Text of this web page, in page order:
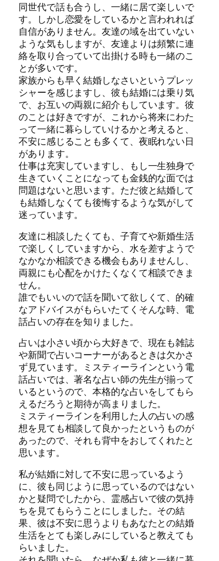
同世代で話も合うし、一緒に居て楽しいで
す。しかし恋愛をしているかと言われれば
自信がありません。友達の域を出ていない
ような気もしますが、友達よりは頻繁に連
絡を取り合っていて出掛ける時も一緒のこ
とが多いです。
家族からも早く結婚しなさいというプレッ
シャーを感じますし、彼も結婚には乗り気
で、お互いの両親に紹介もしています。彼
のことは好きですが、これから将来にわた
って一緒に暮らしていけるかと考えると、
不安に感じることも多くて、夜眠れない日
があります。
仕事は充実していますし、もし一生独身で
生きていくことになっても金銭的な面では
問題はないと思います。ただ彼と結婚して
も結婚しなくても後悔するような気がして
迷っています。
友達に相談したくても、子育てや新婚生活
で楽しくしていますから、水を差すようで
なかなか相談できる機会もありませんし、
両親にも心配をかけたくなくて相談できま
せん。
誰でもいいので話を聞いて欲しくて、的確
なアドバイスがもらいたてくそんな時、電
話占いの存在を知りました。
占いは小さい頃から大好きで、現在も雑誌
や新聞で占いコーナーがあるときは欠かさ
ず見ています。ミスティーラインという電
話占いでは、著名な占い師の先生が揃って
いるというので、本格的な占いをしてもら
えるだろうと期待が高まりました。
ミスティーラインを利用した人の占いの感
想を見ても相談して良かったというものが
あったので、それも背中をおしてくれたと
思います。
私が結婚に対して不安に思っているよう
に、彼も同じように思っているのではない
かと疑問でしたから、霊感占いで彼の気持
ちを見てもらうことにしました。その結
果、彼は不安に思うよりもあなたとの結婚
生活をとても楽しみにしていると教えても
らいました。